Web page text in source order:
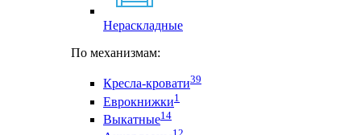
Нераскладные
По механизмам:
Кресла-кровати39
Еврокнижки1
Выкатные14